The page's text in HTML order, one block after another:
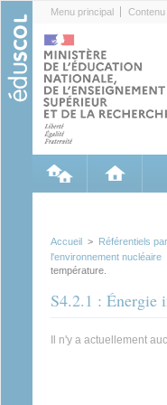
Menu principal Contenu
Accueil > Référentiels
l'environnement nucléaire
température.
S4.2.1 : Énergie
Il n'y a actuellement